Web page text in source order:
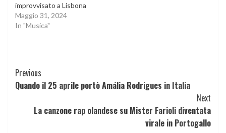
improvvisato a Lisbona
Maggio 31, 2024
In "Musica"
Continue
Reading
Previous
Quando il 25 aprile portò Amália Rodrigues in Italia
Next
La canzone rap olandese su Mister Farioli diventata
virale in Portogallo